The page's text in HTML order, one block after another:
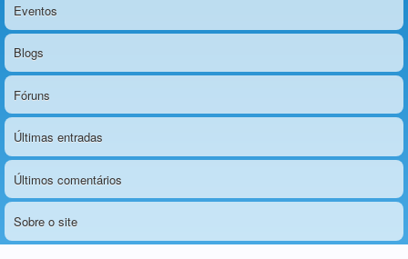
Eventos
Blogs
Fóruns
Últimas entradas
Últimos comentários
Sobre o site